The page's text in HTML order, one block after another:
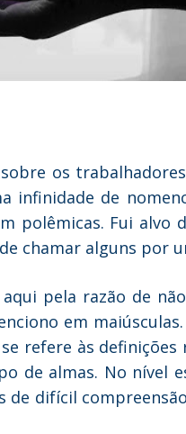
os
infinidade de
polêmicas. Fui alvo
chamar alguns por
pela razão de
em
refere às
de almas. No nível
difícil